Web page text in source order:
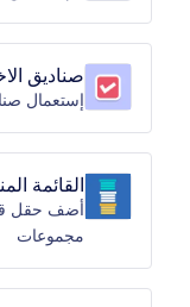
صناديق
إستعمال
القائمة
أضف حقل
مجموعات